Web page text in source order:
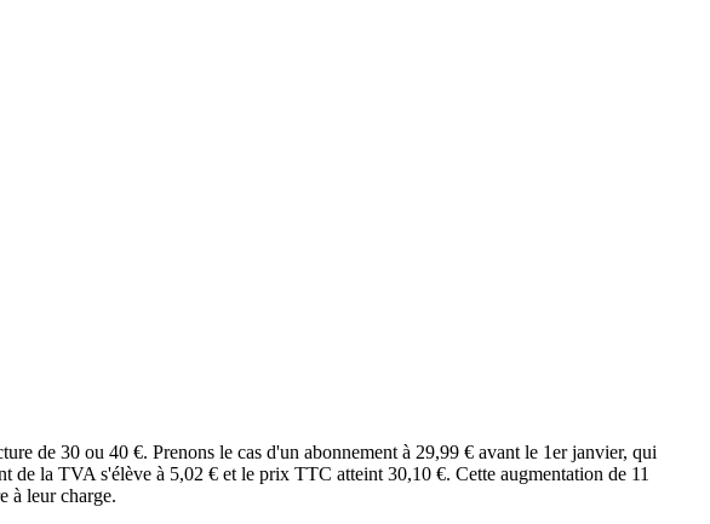
de 30 ou 40 €. Prenons le cas d'un abonnement à 29,99 € avant le 1er janvier, qui
la TVA s'élève à 5,02 € et le prix TTC atteint 30,10 €. Cette augmentation de 11
à leur charge.